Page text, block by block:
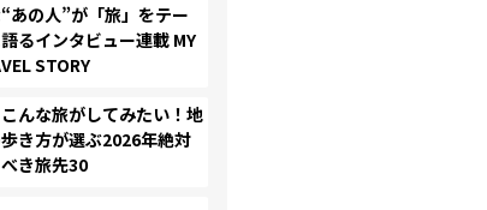
あの人”が「旅」をテー
るインタビュー連載 MY
STORY
んな旅がしてみたい！地
き方が選ぶ2026年絶対
き旅先30